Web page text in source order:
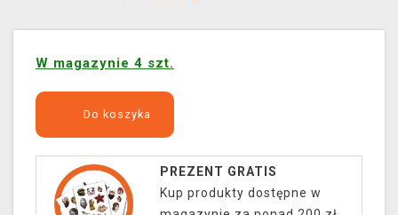
W magazynie 4 szt.
Do koszyka
PREZENT GRATIS
Kup produkty dostępne w